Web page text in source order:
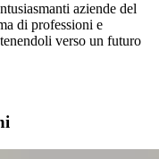
aziende del
di professioni e
verso un futuro